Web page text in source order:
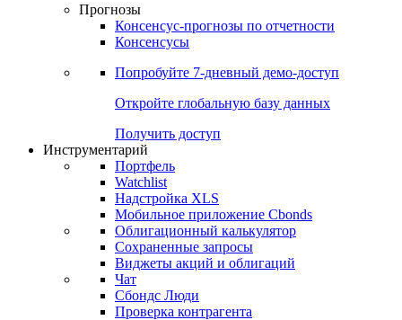
Прогнозы
Консенсус-прогнозы по отчетности
Консенсусы
Попробуйте 7-дневный демо-доступ
Откройте глобальную базу данных
Получить доступ
Инструментарий
Портфель
Watchlist
Надстройка XLS
Мобильное приложение Cbonds
Облигационный калькулятор
Сохраненные запросы
Виджеты акций и облигаций
Чат
Сбондс Люди
Проверка контрагента